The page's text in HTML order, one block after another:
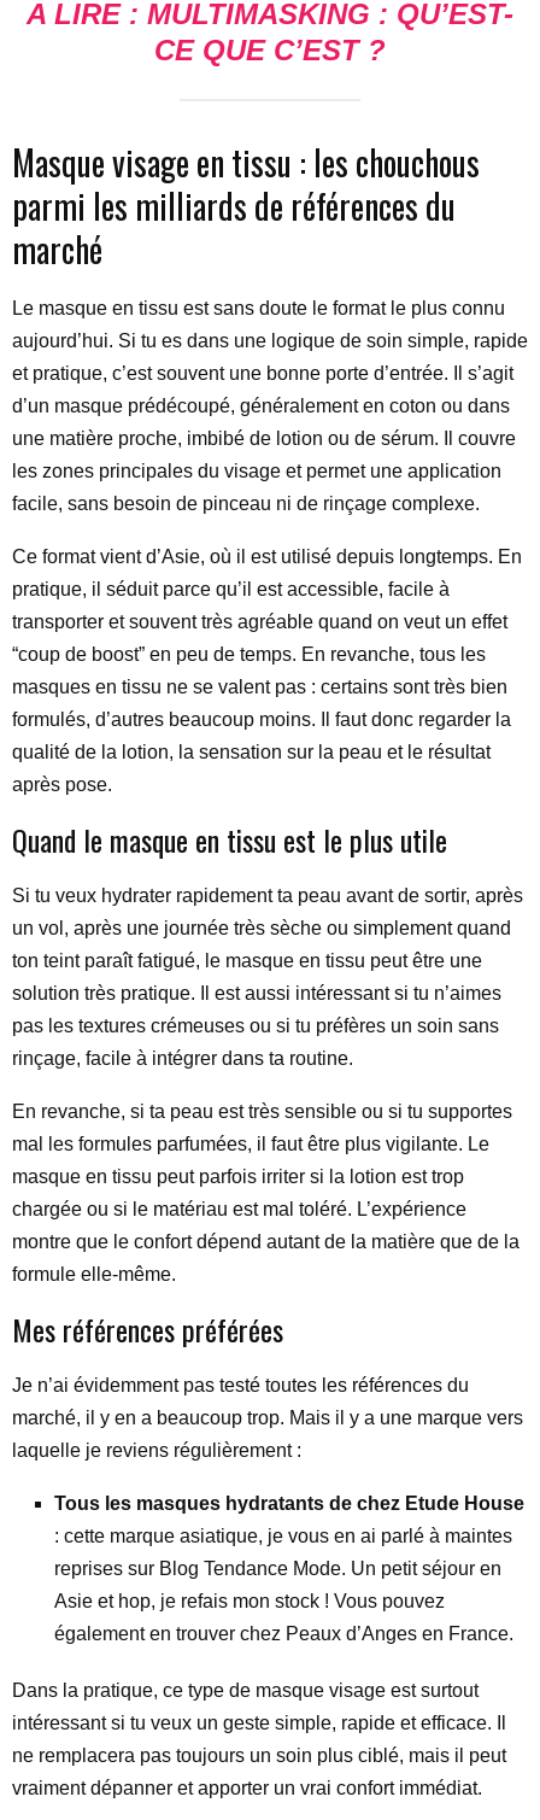
A LIRE : MULTIMASKING : QU’EST-
CE QUE C’EST ?
Masque visage en tissu : les chouchous
parmi les milliards de références du
marché
Le masque en tissu est sans doute le format le plus connu
aujourd’hui. Si tu es dans une logique de soin simple, rapide
et pratique, c’est souvent une bonne porte d’entrée. Il s’agit
d’un masque prédécoupé, généralement en coton ou dans
une matière proche, imbibé de lotion ou de sérum. Il couvre
les zones principales du visage et permet une application
facile, sans besoin de pinceau ni de rinçage complexe.
Ce format vient d’Asie, où il est utilisé depuis longtemps. En
pratique, il séduit parce qu’il est accessible, facile à
transporter et souvent très agréable quand on veut un effet
“coup de boost” en peu de temps. En revanche, tous les
masques en tissu ne se valent pas : certains sont très bien
formulés, d’autres beaucoup moins. Il faut donc regarder la
qualité de la lotion, la sensation sur la peau et le résultat
après pose.
Quand le masque en tissu est le plus utile
Si tu veux hydrater rapidement ta peau avant de sortir, après
un vol, après une journée très sèche ou simplement quand
ton teint paraît fatigué, le masque en tissu peut être une
solution très pratique. Il est aussi intéressant si tu n’aimes
pas les textures crémeuses ou si tu préfères un soin sans
rinçage, facile à intégrer dans ta routine.
En revanche, si ta peau est très sensible ou si tu supportes
mal les formules parfumées, il faut être plus vigilante. Le
masque en tissu peut parfois irriter si la lotion est trop
chargée ou si le matériau est mal toléré. L’expérience
montre que le confort dépend autant de la matière que de la
formule elle-même.
Mes références préférées
Je n’ai évidemment pas testé toutes les références du
marché, il y en a beaucoup trop. Mais il y a une marque vers
laquelle je reviens régulièrement :
Tous les masques hydratants de chez Etude House
: cette marque asiatique, je vous en ai parlé à maintes
reprises sur Blog Tendance Mode. Un petit séjour en
Asie et hop, je refais mon stock ! Vous pouvez
également en trouver chez Peaux d’Anges en France.
Dans la pratique, ce type de masque visage est surtout
intéressant si tu veux un geste simple, rapide et efficace. Il
ne remplacera pas toujours un soin plus ciblé, mais il peut
vraiment dépanner et apporter un vrai confort immédiat.